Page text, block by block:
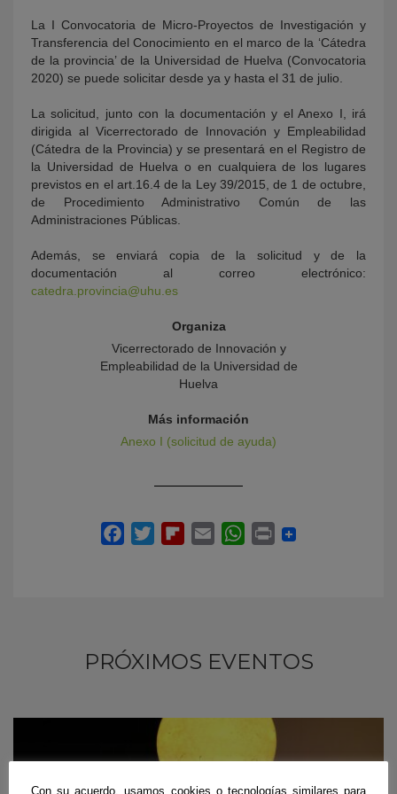
La I Convocatoria de Micro-Proyectos de Investigación y
Transferencia del Conocimiento en el marco de la ‘Cátedra
de la provincia’ de la Universidad de Huelva (Convocatoria
2020) se puede solicitar desde ya y hasta el 31 de julio.
La solicitud, junto con la documentación y el Anexo I, irá
dirigida al Vicerrectorado de Innovación y Empleabilidad
(Cátedra de la Provincia) y se presentará en el Registro de
la Universidad de Huelva o en cualquiera de los lugares
previstos en el art.16.4 de la Ley 39/2015, de 1 de octubre,
de Procedimiento Administrativo Común de las
Administraciones Públicas.
Además, se enviará copia de la solicitud y de la
documentación al correo electrónico:
catedra.provincia@uhu.es
Organiza
Vicerrectorado de Innovación y
Empleabilidad de la Universidad de
Huelva
Más información
Anexo I (solicitud de ayuda)
PRÓXIMOS EVENTOS
Con su acuerdo, usamos cookies o tecnologías similares para